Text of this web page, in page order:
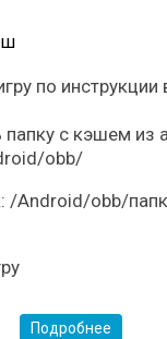
в стиле аниме
линия;
игровых
по
папку с кэшем из
obb/
/Android/obb/
Подробнее